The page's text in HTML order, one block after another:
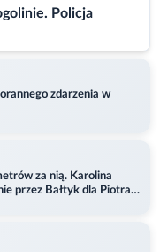
Policja
zdarzenia w
za nią. Karolina
przez Bałtyk dla Piotra.